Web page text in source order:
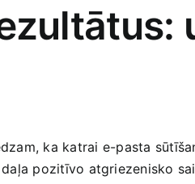
ka katrai⁤ e-pasta​
pozitīvo atgriezenisko